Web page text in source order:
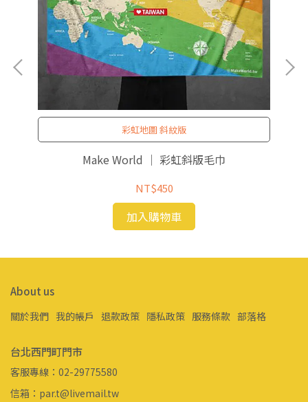
彩虹地圖 斜紋版
Make World ｜ 彩虹斜版毛巾
NT$450
加入購物車
About us
關於我們 我的帳戶 退款政策 隱私政策 服務條款 部落格
台北西門町門市
客服專線：02-29775580
信箱：par.t@livemail.tw